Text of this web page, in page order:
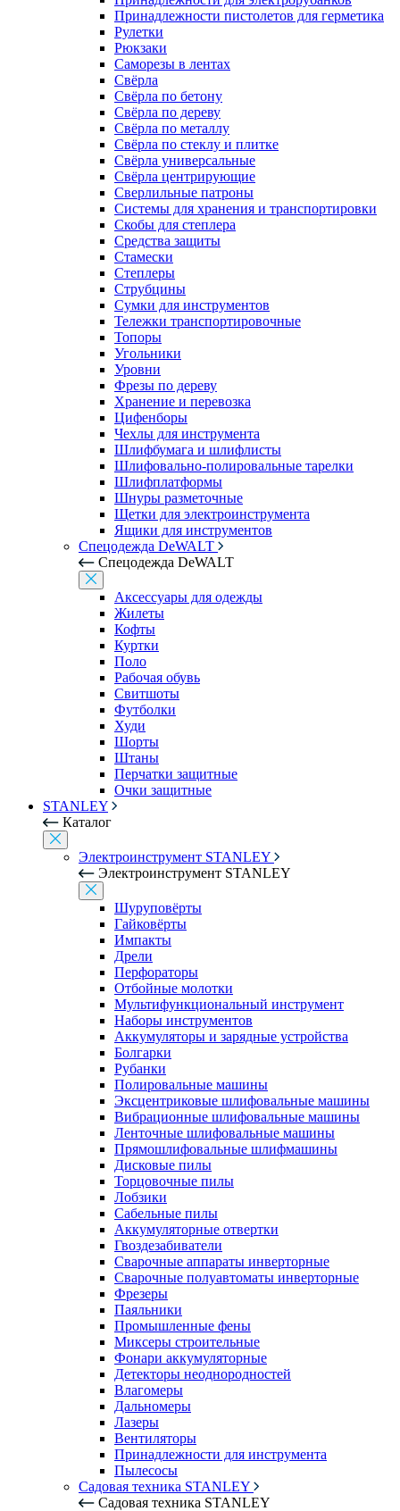
Принадлежности пистолетов для герметика
Рулетки
Рюкзаки
Саморезы в лентах
Свёрла
Свёрла по бетону
Свёрла по дереву
Свёрла по металлу
Свёрла по стеклу и плитке
Свёрла универсальные
Свёрла центрирующие
Сверлильные патроны
Системы для хранения и транспортировки
Скобы для степлера
Средства защиты
Стамески
Степлеры
Струбцины
Сумки для инструментов
Тележки транспортировочные
Топоры
Угольники
Уровни
Фрезы по дереву
Хранение и перевозка
Цифенборы
Чехлы для инструмента
Шлифбумага и шлифлисты
Шлифовально-полировальные тарелки
Шлифплатформы
Шнуры разметочные
Щетки для электроинструмента
Ящики для инструментов
Спецодежда DeWALT
Спецодежда DeWALT
Аксессуары для одежды
Жилеты
Кофты
Куртки
Поло
Рабочая обувь
Свитшоты
Футболки
Худи
Шорты
Штаны
Перчатки защитные
Очки защитные
STANLEY
Каталог
Электроинструмент STANLEY
Электроинструмент STANLEY
Шуруповёрты
Гайковёрты
Импакты
Дрели
Перфораторы
Отбойные молотки
Мультифункциональный инструмент
Наборы инструментов
Аккумуляторы и зарядные устройства
Болгарки
Рубанки
Полировальные машины
Эксцентриковые шлифовальные машины
Вибрационные шлифовальные машины
Ленточные шлифовальные машины
Прямошлифовальные шлифмашины
Дисковые пилы
Торцовочные пилы
Лобзики
Сабельные пилы
Аккумуляторные отвертки
Гвоздезабиватели
Сварочные аппараты инверторные
Сварочные полуавтоматы инверторные
Фрезеры
Паяльники
Промышленные фены
Миксеры строительные
Фонари аккумуляторные
Детекторы неоднородностей
Влагомеры
Дальномеры
Лазеры
Вентиляторы
Принадлежности для инструмента
Пылесосы
Садовая техника STANLEY
Садовая техника STANLEY